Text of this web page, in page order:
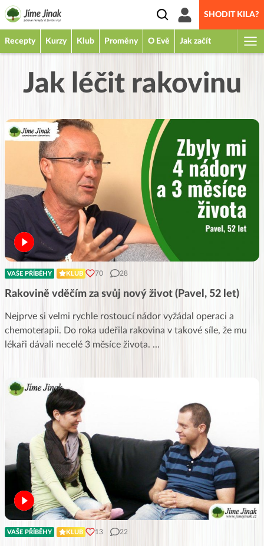
SHODIT KILA?
Recepty Kurzy Klub Proměny O Evě Jak začít
Jak léčit rakovinu
VAŠE PŘÍBĚHY KLUB 70 28
Rakovině vděčím za svůj nový život (Pavel, 52 let)
Nejprve si velmi rychle rostoucí nádor vyžádal operaci a
chemoterapii. Do roka udeřila rakovina v takové síle, že mu
lékaři dávali necelé 3 měsíce života. ...
VAŠE PŘÍBĚHY KLUB 13 22